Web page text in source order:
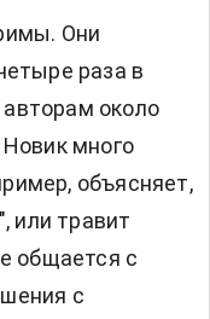
Они
раза в
около
много
объясняет,
или травит
общается с
с